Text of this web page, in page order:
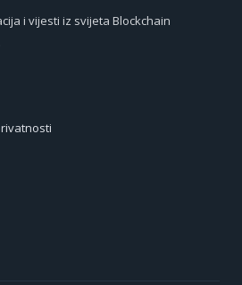
i vijesti iz svijeta Blockchain